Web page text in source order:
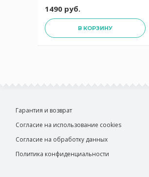
1490 руб.
В КОРЗИНУ
Гарантия и возврат
Согласие на использование cookies
Согласие на обработку данных
Политика конфиденциальности